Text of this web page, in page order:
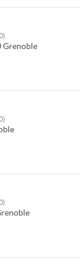
Grenoble